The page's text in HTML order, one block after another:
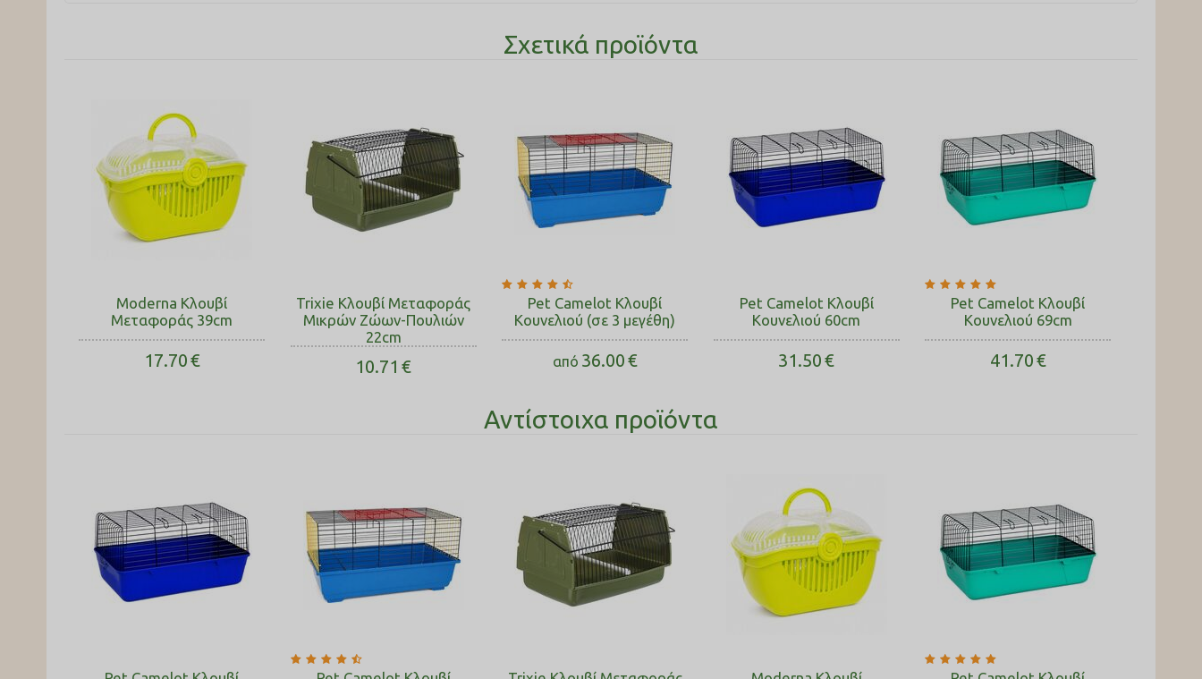
Σχετικά προϊόντα
Moderna Κλουβί
Μεταφοράς 39cm
17.70€
Trixie Κλουβί Μεταφοράς
Μικρών Ζώων-Πουλιών
22cm
10.71 €
Pet Camelot Κλουβί
Κουνελιού (σε 3 μεγέθη)
από 36.00€
Pet Camelot Κλουβί
Κουνελιού 60cm
31.50€
Pet Camelot Κλουβί
Κουνελιού 69cm
41.70€
Αντίστοιχα προϊόντα